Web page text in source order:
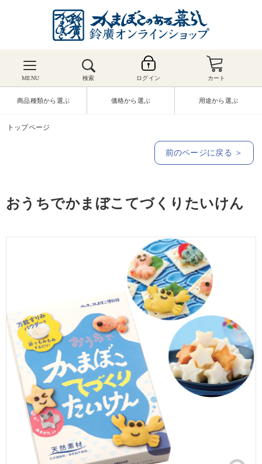
MENU 検索 ログイン カート
商品種類から選ぶ 価格から選ぶ 用途から選ぶ
トップページ
前のページに戻る ＞
おうちでかまぼこてづくりたいけん